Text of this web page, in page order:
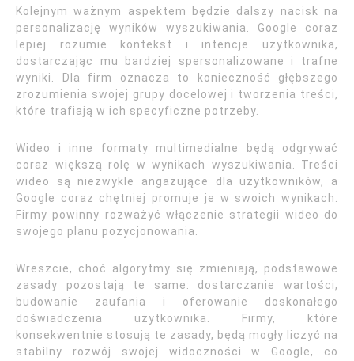
Kolejnym ważnym aspektem będzie dalszy nacisk na
personalizację wyników wyszukiwania. Google coraz
lepiej rozumie kontekst i intencje użytkownika,
dostarczając mu bardziej spersonalizowane i trafne
wyniki. Dla firm oznacza to konieczność głębszego
zrozumienia swojej grupy docelowej i tworzenia treści,
które trafiają w ich specyficzne potrzeby.
Wideo i inne formaty multimedialne będą odgrywać
coraz większą rolę w wynikach wyszukiwania. Treści
wideo są niezwykle angażujące dla użytkowników, a
Google coraz chętniej promuje je w swoich wynikach.
Firmy powinny rozważyć włączenie strategii wideo do
swojego planu pozycjonowania.
Wreszcie, choć algorytmy się zmieniają, podstawowe
zasady pozostają te same: dostarczanie wartości,
budowanie zaufania i oferowanie doskonałego
doświadczenia użytkownika. Firmy, które
konsekwentnie stosują te zasady, będą mogły liczyć na
stabilny rozwój swojej widoczności w Google, co